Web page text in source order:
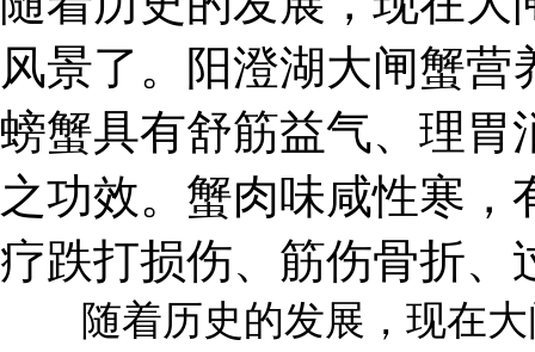
风景了。阳澄湖大闸蟹
螃蟹具有舒筋益气、理胃
之功效。蟹肉味咸性寒
疗跌打损伤、筋伤骨折、
随着历史的发展，现在大